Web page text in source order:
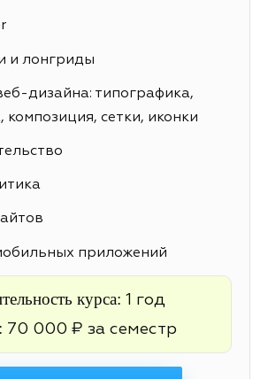
и лонгриды
дизайна: типографика,
композиция, сетки, иконки
приложений
курса: 1 год
70 000 ₽ за семестр